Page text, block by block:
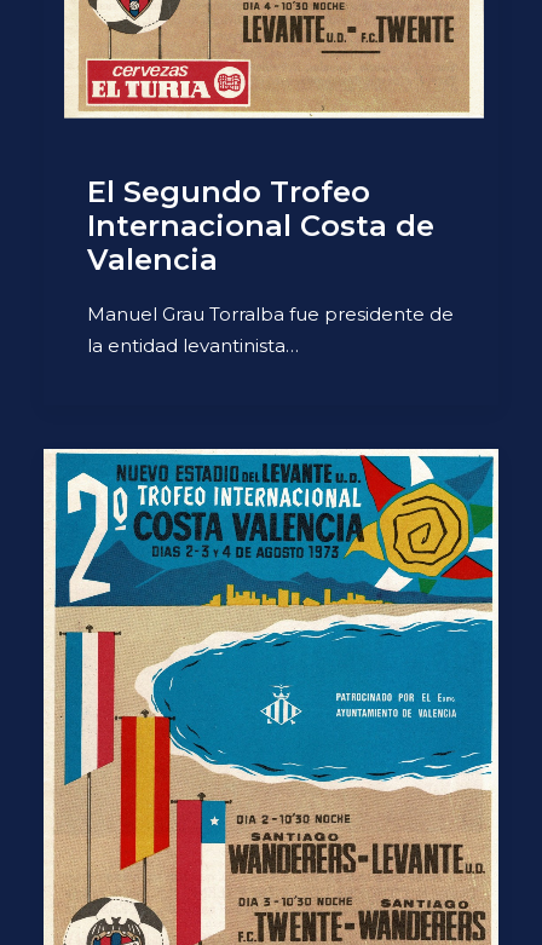
El Segundo Trofeo
Internacional Costa de
Valencia
Manuel Grau Torralba fue presidente de
la entidad levantinista…